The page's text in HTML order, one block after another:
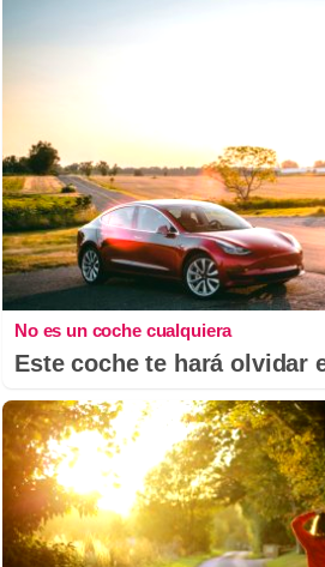
No es un coche cualquiera
Este coche te hará olvidar